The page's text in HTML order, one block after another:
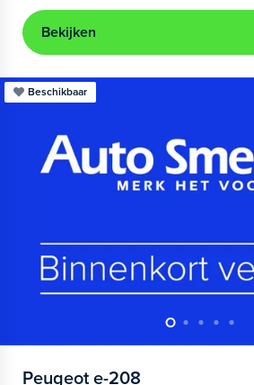
Bekijken
Beschikbaar
Peugeot e-208